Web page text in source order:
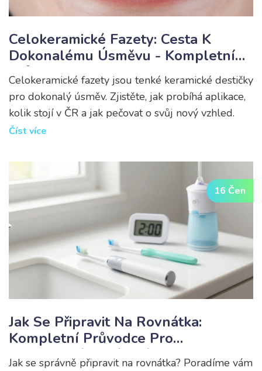
Celokeramické Fazety: Cesta K
Dokonalému Úsměvu - Kompletní
Průvodce
Celokeramické fazety jsou tenké keramické destičky
pro dokonalý úsměv. Zjistěte, jak probíhá aplikace,
kolik stojí v ČR a jak pečovat o svůj nový vzhled.
Číst více
16 Čen
Jak Se Připravit Na Rovnátka:
Kompletní Průvodce Pro
Neviditelné I Drátové
Jak se správně připravit na rovnátka? Poradíme vám